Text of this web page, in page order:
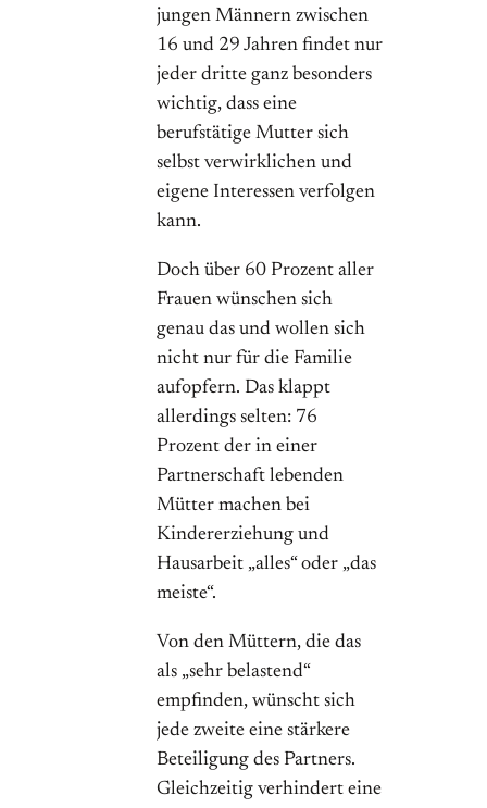
jungen Männern zwischen
16 und 29 Jahren findet nur
jeder dritte ganz besonders
wichtig, dass eine
berufstätige Mutter sich
selbst verwirklichen und
eigene Interessen verfolgen
kann.
Doch über 60 Prozent aller
Frauen wünschen sich
genau das und wollen sich
nicht nur für die Familie
aufopfern. Das klappt
allerdings selten: 76
Prozent der in einer
Partnerschaft lebenden
Mütter machen bei
Kindererziehung und
Hausarbeit „alles“ oder „das
meiste“.
Von den Müttern, die das
als „sehr belastend“
empfinden, wünscht sich
jede zweite eine stärkere
Beteiligung des Partners.
Gleichzeitig verhindert eine